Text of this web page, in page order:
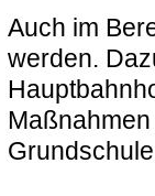
Auch im
werden.